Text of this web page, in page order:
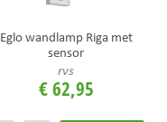
Eglo wandlamp Riga met
sensor
rvs
€62,95